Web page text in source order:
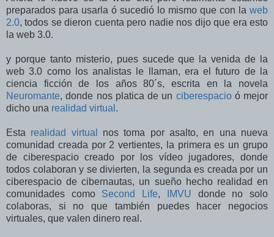
preparados para usarla ó sucedió lo mismo que con la web
2.0, todos se dieron cuenta pero nadie nos dijo que era esto
la web 3.0.
y porque tanto misterio, pues sucede que la venida de la
web 3.0 como los analistas le llaman, era el futuro de la
ciencia ficción de los años 80´s, escrita en la novela
Neuromante, donde nos platica de un ciberespacioó mejor
dicho una realidad virtual .
Esta realidad virtual
nos toma por asalto, en una nueva
comunidad creada por 2 vertientes, la primera es un grupo
de ciberespacio creado por los vídeo jugadores, donde
todos colaboran y se divierten, la segunda es creada por un
ciberespacio de cibernautas, un sueño hecho realidad en
comunidades como Second Life, IMVU donde no solo
colaboras, si no que también puedes hacer negocios
virtuales, que valen dinero real.